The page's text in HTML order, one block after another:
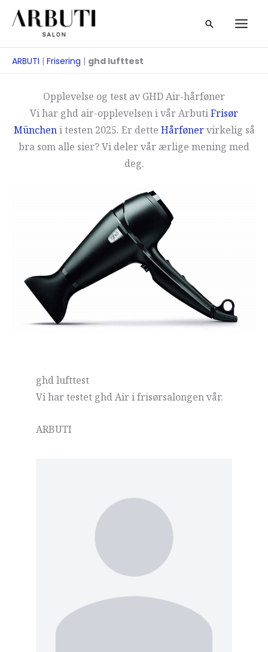
Zum
Inhalt
Suche
ARBUTI | Frisering | ghd lufttest
Opplevelse og test av GHD Air-hårføner
Vi har ghd air-opplevelsen i vår ArbutiFrisør
Müncheni testen 2025. Er dette Hårfønervirkelig så
bra som alle sier? Vi deler vår ærlige mening med
deg.
ghd lufttest
Vi har testet ghd Air i frisørsalongen vår.
ARBUTI